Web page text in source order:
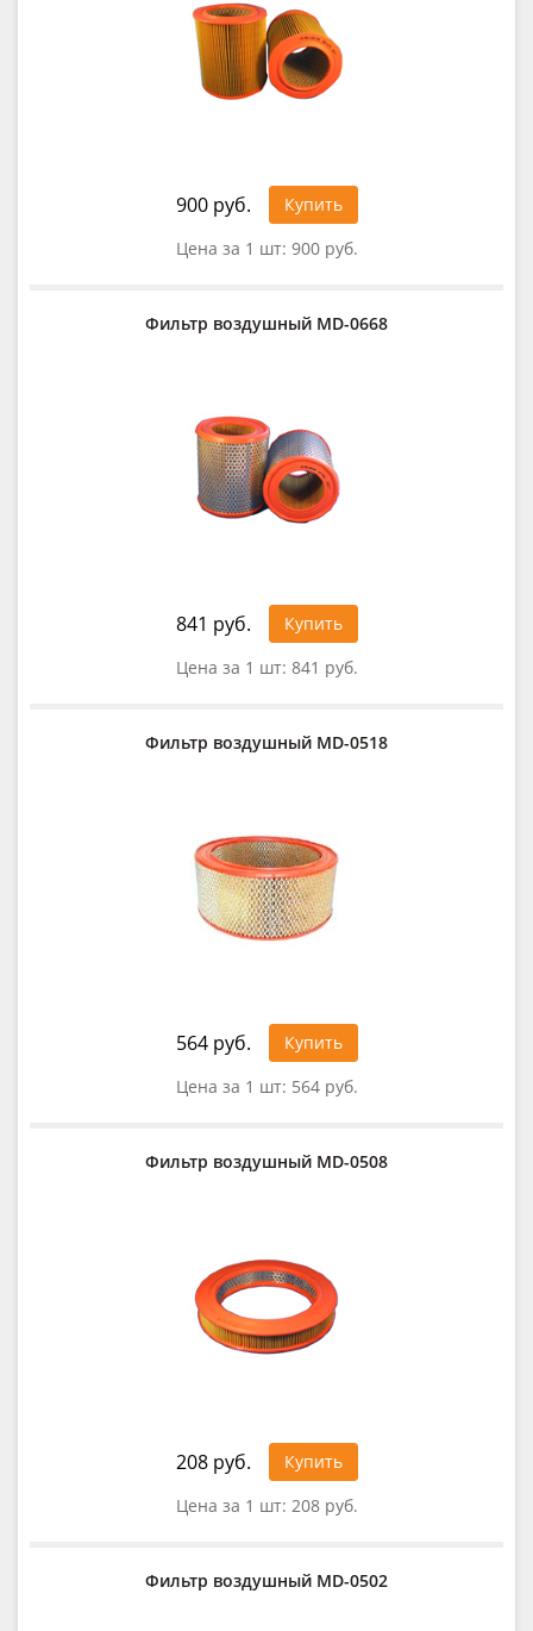
900 руб.
Купить
Цена за 1 шт: 900 руб.
Фильтр воздушный MD-0668
841 руб.
Купить
Цена за 1 шт: 841 руб.
Фильтр воздушный MD-0518
564 руб.
Купить
Цена за 1 шт: 564 руб.
Фильтр воздушный MD-0508
208 руб.
Купить
Цена за 1 шт: 208 руб.
Фильтр воздушный MD-0502